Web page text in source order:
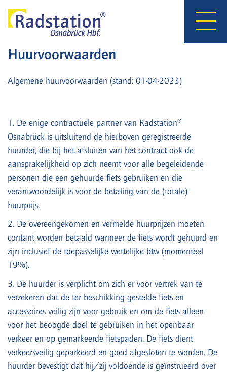
Direkt
zum
Hauptnavigation
Huurvoorwaarden
Algemene huurvoorwaarden (stand: 01-04-2023)
1. De enige contractuele partner van Radstation®
Osnabrück is uitsluitend de hierboven geregistreerde
huurder, die bij het afsluiten van het contract ook de
aansprakelijkheid op zich neemt voor alle begeleidende
personen die een gehuurde fiets gebruiken en die
verantwoordelijk is voor de betaling van de (totale)
huurprijs.
2. De overeengekomen en vermelde huurprijzen moeten
contant worden betaald wanneer de fiets wordt gehuurd en
zijn inclusief de toepasselijke wettelijke btw (momenteel
19%).
3. De huurder is verplicht om zich er voor vertrek van te
verzekeren dat de ter beschikking gestelde fiets en
accessoires veilig zijn voor gebruik en om de fiets alleen
voor het beoogde doel te gebruiken in het openbaar
verkeer en op gemarkeerde fietspaden. De fiets dient
verkeersveilig geparkeerd en goed afgesloten te worden. De
huurder bevestigt dat hij/zij voldoende is geïnstrueerd over